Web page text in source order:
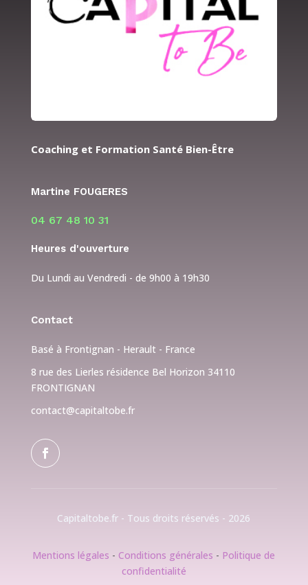
Coaching et Formation Santé Bien-Être
Martine FOUGERES
04 67 48 10 31
Heures d'ouverture
Du Lundi au Vendredi - de 9h00 à 19h30
Contact
Basé à Frontignan - Herault - France
8 rue des Lierles résidence Bel Horizon 34110
FRONTIGNAN
contact@capitaltobe.fr
Capitaltobe.fr - Tous droits réservés - 2026
Mentions légales -Conditions générales - Politique de
confidentialité